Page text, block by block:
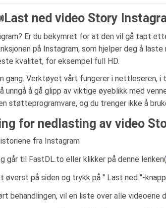
ned video Story
Er du bekymret for at den vil gå tapt
på Instagram, som hjelper deg å
kvalitet, for eksempel full HD.
gang. Verktøyet vårt fungerer i
å gå glipp av viktige øyeblikk med
støtteprogramvare, og du trenger ikke å
for nedlasting av video
fra Instagram
går til FastDL.to eller klikker på denne lenken(
øverst på siden og trykk på " Last ned "-
behandlingen, vil en liste over alle videoene